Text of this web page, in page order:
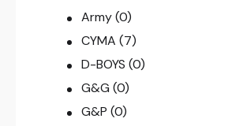
Army (0)
CYMA (7)
D-BOYS (0)
G&G (0)
G&P (0)